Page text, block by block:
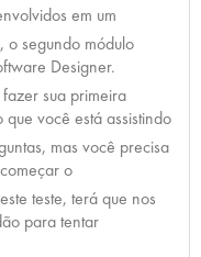
em um
o segundo módulo
Designer.
sua primeira
você está assistindo
mas você precisa
o
teste, terá que nos
para tentar